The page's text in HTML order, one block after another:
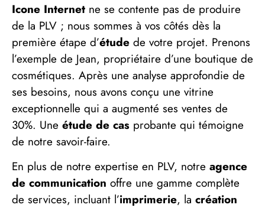
Icone Internet ne se contente pas de produire
de la PLV ; nous sommes à vos côtés dès la
première étape d’étude de votre projet. Prenons
l’exemple de Jean, propriétaire d’une boutique de
cosmétiques. Après une analyse approfondie de
ses besoins, nous avons conçu une vitrine
exceptionnelle qui a augmenté ses ventes de
30%. Une étude de cas probante qui témoigne
de notre savoir-faire.
En plus de notre expertise en PLV, notre agence
de communication offre une gamme complète
de services, incluant l’imprimerie, la création